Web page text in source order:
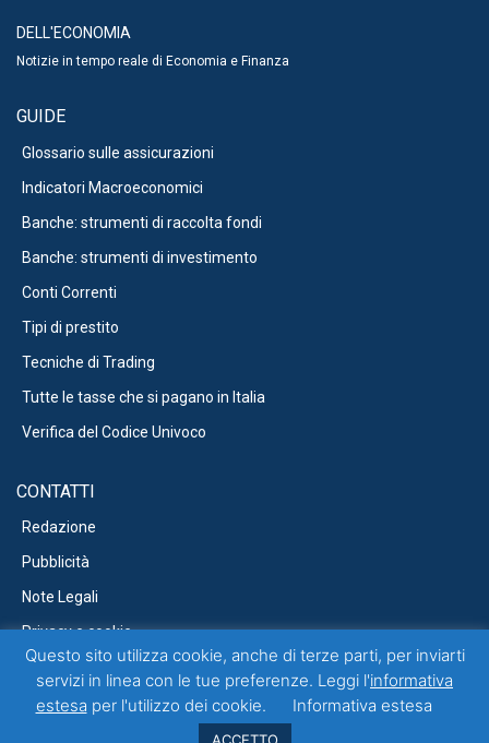
DELL'ECONOMIA
Notizie in tempo reale di Economia e Finanza
GUIDE
Glossario sulle assicurazioni
Indicatori Macroeconomici
Banche: strumenti di raccolta fondi
Banche: strumenti di investimento
Conti Correnti
Tipi di prestito
Tecniche di Trading
Tutte le tasse che si pagano in Italia
Verifica del Codice Univoco
CONTATTI
Redazione
Pubblicità
Note Legali
Privacy e cookie
Questo blog non rappresenta una testata giornalistica in quanto viene
aggiornato senza alcuna periodicità. Non può pertanto considerarsi un
Questo sito utilizza cookie, anche di terze parti, per inviarti
servizi in linea con le tue preferenze. Leggi l'informativa
estesa per l'utilizzo dei cookie. Informativa estesa